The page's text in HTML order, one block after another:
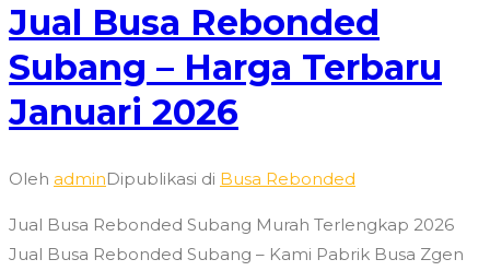
Jual Busa Rebonded
Subang – Harga Terbaru
Januari 2026
Oleh adminDipublikasi di Busa Rebonded
Jual Busa Rebonded Subang Murah Terlengkap 2026
Jual Busa Rebonded Subang – Kami Pabrik Busa Zgen